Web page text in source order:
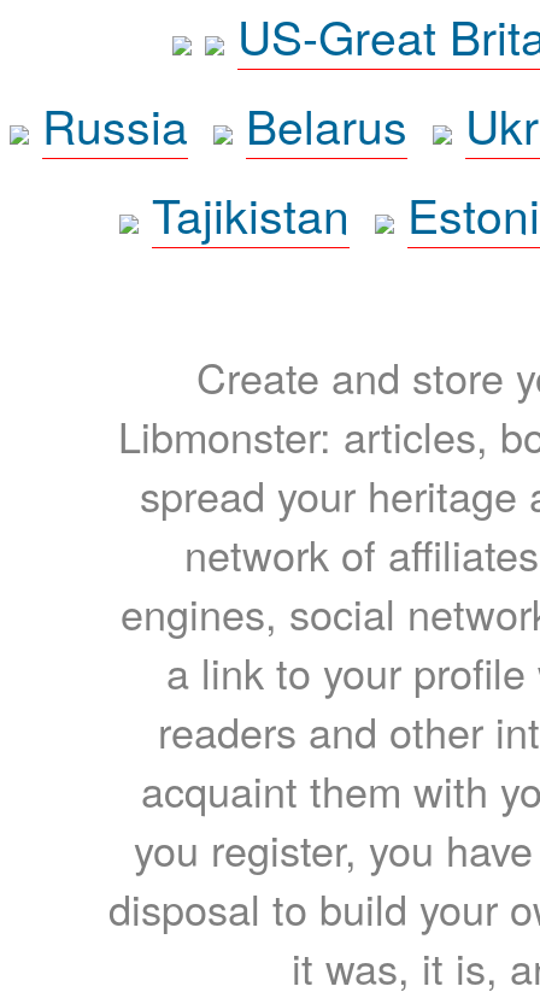
US-Great
Russia
Belarus
Tajikistan
Create and store
Libmonster: articles,
spread your heritage
network of
engines, social
a link to your
readers and other
acquaint them with
you register, you
disposal to build your
it was, it is,